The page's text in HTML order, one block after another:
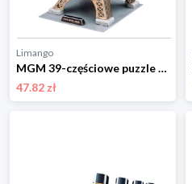
Limango
MGM 39-częściowe puzzle 3D "Eiffel Tower" - 5+ rozmiar: onesize
47.82 zł